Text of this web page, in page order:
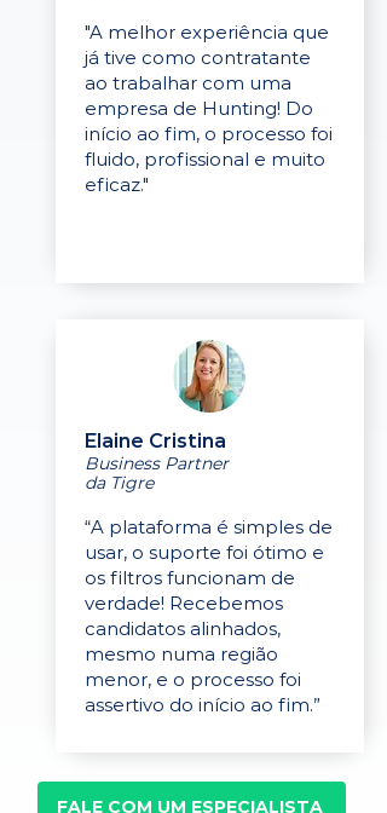
"A melhor experiência que
já tive como contratante
ao trabalhar com uma
empresa de Hunting! Do
início ao fim, o processo foi
fluido, profissional e muito
eficaz."
Elaine Cristina
Business Partner
da Tigre
“A plataforma é simples de
usar, o suporte foi ótimo e
os filtros funcionam de
verdade! Recebemos
candidatos alinhados,
mesmo numa região
menor, e o processo foi
assertivo do início ao fim.”
FALE COM UM ESPECIALISTA